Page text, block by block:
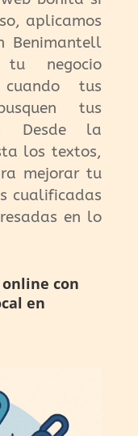
aplicamos
Benimantell
negocio
tus
tus
Desde la
los textos,
mejorar tu
cualificadas
en lo
con
en